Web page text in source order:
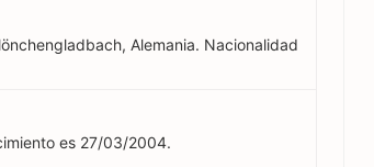
Alemania. Nacionalidad
es 27/03/2004.